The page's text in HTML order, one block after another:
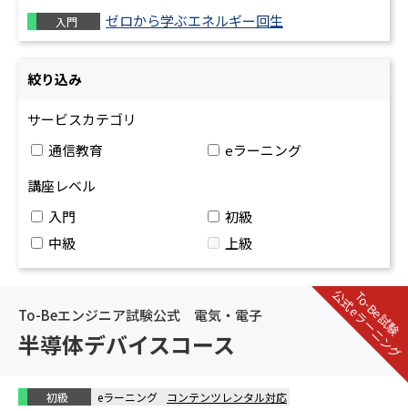
入門 ゼロから学ぶエネルギー回生
絞り込み
サービスカテゴリ
通信教育
eラーニング
講座レベル
入門
初級
中級
上級
To-Beエンジニア試験公式 電気・電子
半導体デバイスコース
To-Be試験
公式eラーニング
初級 eラーニング コンテンツレンタル対応